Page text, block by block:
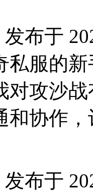
发布于
私服的
对攻沙
和协作
发布于